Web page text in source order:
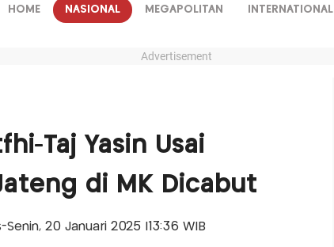
HOME NASIONAL MEGAPOLITAN INTERNATIONAL
Advertisement
Taj Yasin Usai
di MK Dicabut
Senin, 20 Januari 2025 |13:36 WIB